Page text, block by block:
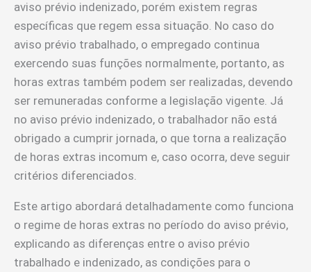
aviso prévio indenizado, porém existem regras
específicas que regem essa situação. No caso do
aviso prévio trabalhado, o empregado continua
exercendo suas funções normalmente, portanto, as
horas extras também podem ser realizadas, devendo
ser remuneradas conforme a legislação vigente. Já
no aviso prévio indenizado, o trabalhador não está
obrigado a cumprir jornada, o que torna a realização
de horas extras incomum e, caso ocorra, deve seguir
critérios diferenciados.
Este artigo abordará detalhadamente como funciona
o regime de horas extras no período do aviso prévio,
explicando as diferenças entre o aviso prévio
trabalhado e indenizado, as condições para o